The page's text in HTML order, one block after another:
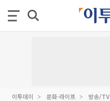
이투데이 문화·라이프 방송/TV